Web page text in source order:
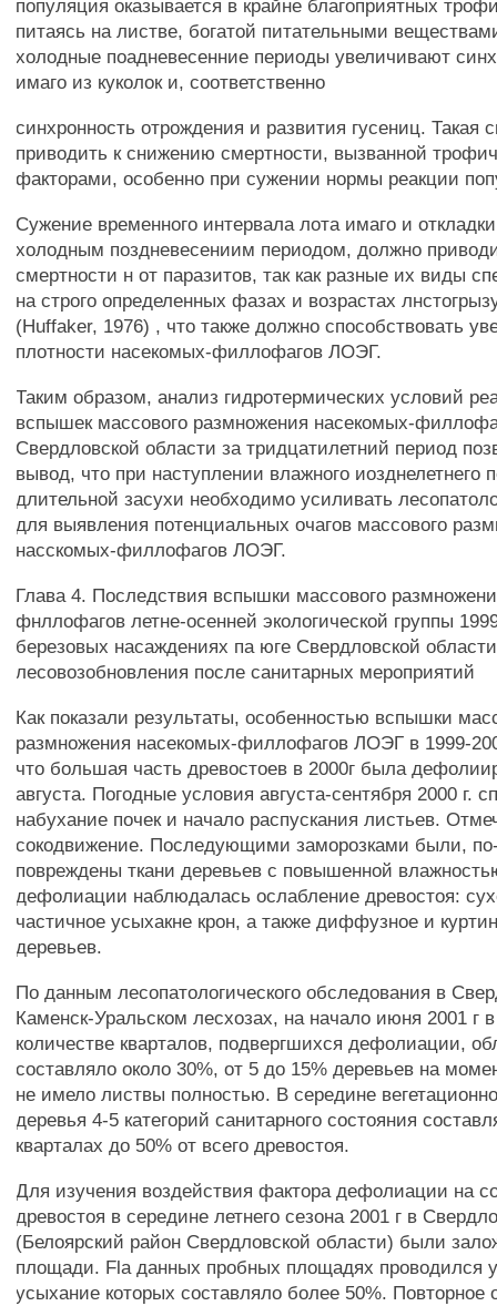
популяция оказывается в крайне благоприятных
питаясь на листве, богатой питательными
холодные поадневесенние периоды увеличивают
имаго из куколок и, соответственно
синхронность отрождения и развития гусениц. Такая
приводить к снижению смертности, вызванной
факторами, особенно при сужении нормы реакции
Сужение временного интервала лота имаго и
холодным поздневесениим периодом, должно
смертности н от паразитов, так как разные их виды
на строго определенных фазах и возрастах
(Huffaker, 1976) , что также должно способствовать
плотности насекомых-филлофагов ЛОЭГ.
Таким образом, анализ гидротермических условий
вспышек массового размножения насекомых-
Свердловской области за тридцатилетний период
вывод, что при наступлении влажного иозднелетнего
длительной засухи необходимо усиливать
для выявления потенциальных очагов массового
насскомых-филлофагов ЛОЭГ.
Глава 4. Последствия вспышки массового
фнллофагов летне-осенней экологической группы
березовых насаждениях па юге Свердловской
лесовозобновления после санитарных мероприятий
Как показали результаты, особенностью вспышки
размножения насекомых-филлофагов ЛОЭГ в 1999-
что большая часть древостоев в 2000г была
августа. Погодные условия августа-сентября 2000 г.
набухание почек и начало распускания листьев.
сокодвижение. Последующими заморозками были,
повреждены ткани деревьев с повышенной
дефолиации наблюдалась ослабление древостоя:
частичное усыхакне крон, а также диффузное и
деревьев.
По данным лесопатологического обследования в
Каменск-Уральском лесхозах, на начало июня 2001 г
количестве кварталов, подвергшихся дефолиации,
составляло около 30%, от 5 до 15% деревьев на
не имело листвы полностью. В середине
деревья 4-5 категорий санитарного состояния
кварталах до 50% от всего древостоя.
Для изучения воздействия фактора дефолиации на
древостоя в середине летнего сезона 2001 г в
(Белоярский район Свердловской области) были
площади. Fla данных пробных площадях проводился
усыхание которых составляло более 50%. Повторное